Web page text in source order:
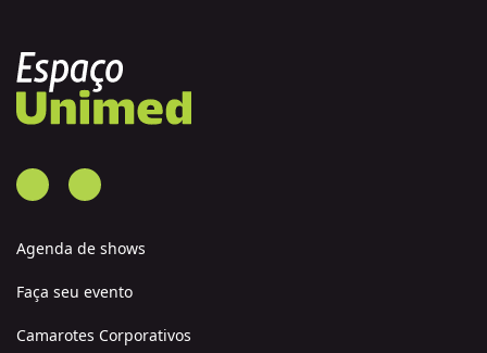
Agenda de shows
Faça seu evento
Camarotes Corporativos